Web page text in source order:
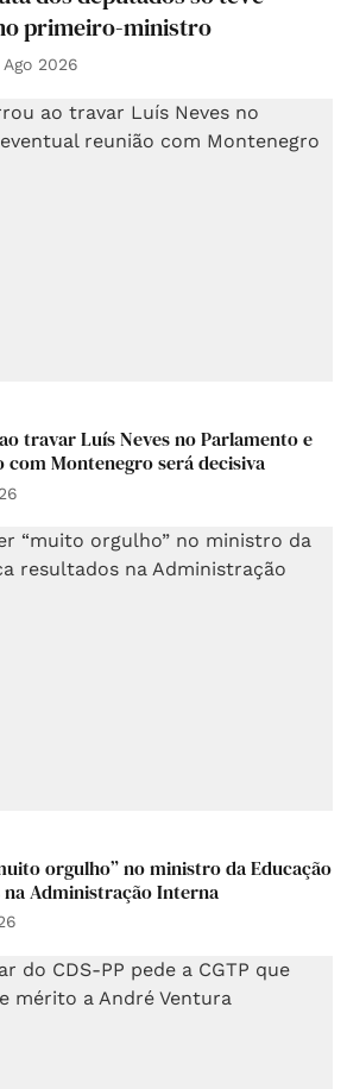
primeiro-ministro
Ago 2026
travar Luís Neves no Parlamento e
com Montenegro será decisiva
orgulho” no ministro da Educação
na Administração Interna